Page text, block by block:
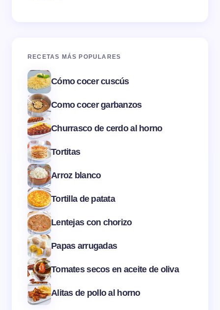
RECETAS MÁS POPULARES
Cómo cocer cuscús
Como cocer garbanzos
Churrasco de cerdo al horno
Tortitas
Arroz blanco
Tortilla de patata
Lentejas con chorizo
Papas arrugadas
Tomates secos en aceite de oliva
Alitas de pollo al horno